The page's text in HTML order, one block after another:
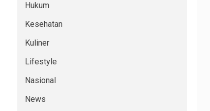
Hukum
Kesehatan
Kuliner
Lifestyle
Nasional
News